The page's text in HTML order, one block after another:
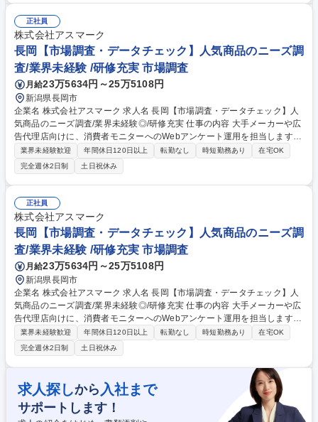
安全衛生対応（健康診断、ストレスチェック）■労働環境の改善■法改正に
伴う規程変更■社労士対応（一部手続きを外部委託しております） 【利用
システム】■勤怠管理：ジョブカン／SmartHR■給与計算：オービック■人
事情報管理：人事奉行／SmartHR 募集職種 渋谷【労務（経験者）】リー
ダー候補/経験を活かす/スタンダート上場
正社員
株式会社アスマーク
長岡【市場調査・データチェック】人気商品のニーズ調
査/業界未経験 /研修充実 市場調査
月給23万5634円～25万5108円
新潟県長岡市
企業名 株式会社アスマーク 求人名 長岡【市場調査・データチェック】人
気商品のニーズ調査/業界未経験◎/研修充実 仕事の内容 大手メーカーや広
告代理店向けに、消費者モニターへのWebアンケート運用を担当します。
新商品やプロモーション企画に向けた市場調査を支援し、ヒット商品誕生
の陰の立役者として活躍できる仕事です。 【具体的には】企業のニーズを
元に、専用のシステムを使ってWEBアンケート画面を作成し、配信。デー
タ回収・納品まで一連の業務を担当。5～15案件を並行して進め、クライ
アントとのフロント業務も行います。2～3ヶ月の研修で基礎から学べるの
で安心して業務に取り組めます。・業界トップクラスの実績を誇るサービ
スも複数あり、リピート率90％以上という数字がアスマークに寄せられる
信頼の厚さを証明しています。 募集職種 長岡【市場調査・データチェッ
ク】人気商品のニーズ調査/業界未経験◎/研修充実
業界未経験歓迎 年間休日120日以上 転勤なし 時短勤務あり
在宅OK
完全週休2日制
土日祝休み
正社員
株式会社アスマーク
長岡【市場調査・データチェック】人気商品のニーズ調
査/業界未経験 /研修充実 市場調査
月給23万5634円～25万5108円
新潟県長岡市
企業名 株式会社アスマーク 求人名 長岡【市場調査・データチェック】人
気商品のニーズ調査/業界未経験◎/研修充実 仕事の内容 大手メーカーや広
告代理店向けに、消費者モニターへのWebアンケート運用を担当します。
新商品やプロモーション企画に向けた市場調査を支援し、ヒット商品誕生
の陰の立役者として活躍できる仕事です。 【具体的には】企業のニーズを
元に、モニターが回答しやすいアンケート文面の修正から配信、データ回
収・納品まで一連の業務を担当。5～15案件を並行して進め、クライアン
トとのフロント業務も行います。 2～3ヶ月の研修で基礎から学べるので
安心して業務に取り組めます。・業界トップクラスの実績を誇るサービス
も複数あり、リピート率90％以上という数字がアスマークに寄せられる信
業界未経験歓迎 年間休日120日以上 転勤なし 時短勤務あり
在宅OK
完全週休2日制
土日祝休み
求人探しから 入社まで
サポートします！